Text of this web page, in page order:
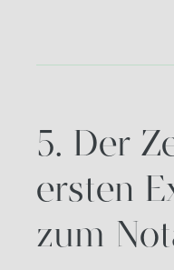
5. Der
ersten
zum